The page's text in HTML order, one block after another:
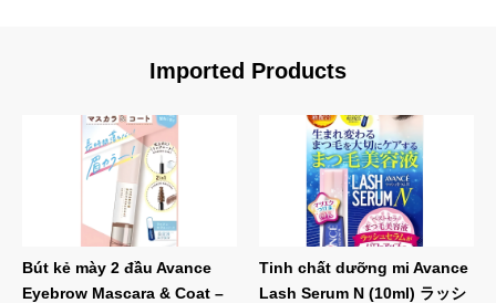
Imported Products
Bút kẻ mày 2 đầu Avance
Eyebrow Mascara & Coat –
Tinh chất dưỡng mi Avance
Lash Serum N (10ml) ラッシ